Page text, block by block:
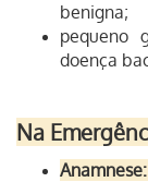
benigna;
pequeno
doença
Na
Anamnese: